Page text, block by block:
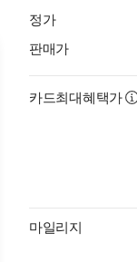
정가
판매가
카드최대혜택가
마일리지